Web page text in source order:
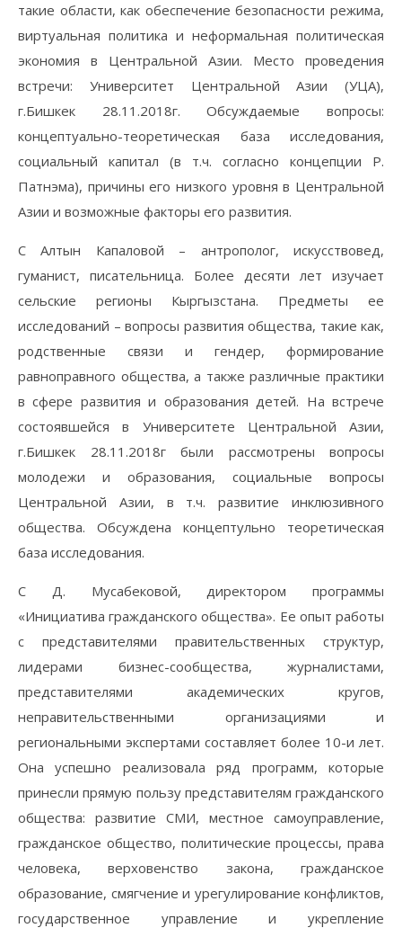
такие области, как обеспечение безопасности режима,
виртуальная политика и неформальная политическая
экономия в Центральной Азии. Место проведения
встречи: Университет Центральной Азии (УЦА),
г.Бишкек 28.11.2018г. Обсуждаемые вопросы:
концептуально-теоретическая база исследования,
социальный капитал (в т.ч. согласно концепции Р.
Патнэма), причины его низкого уровня в Центральной
Азии и возможные факторы его развития.
С Алтын Капаловой – антрополог, искусствовед,
гуманист, писательница. Более десяти лет изучает
сельские регионы Кыргызстана. Предметы ее
исследований – вопросы развития общества, такие как,
родственные связи и гендер, формирование
равноправного общества, а также различные практики
в сфере развития и образования детей. На встрече
состоявшейся в Университете Центральной Азии,
г.Бишкек 28.11.2018г были рассмотрены вопросы
молодежи и образования, социальные вопросы
Центральной Азии, в т.ч. развитие инклюзивного
общества. Обсуждена концептульно теоретическая
база исследования.
С Д. Мусабековой, директором программы
«Инициатива гражданского общества». Ее опыт работы
с представителями правительственных структур,
лидерами бизнес-сообщества, журналистами,
представителями академических кругов,
неправительственными организациями и
региональными экспертами составляет более 10-и лет.
Она успешно реализовала ряд программ, которые
принесли прямую пользу представителям гражданского
общества: развитие СМИ, местное самоуправление,
гражданское общество, политические процессы, права
человека, верховенство закона, гражданское
образование, смягчение и урегулирование конфликтов,
государственное управление и укрепление